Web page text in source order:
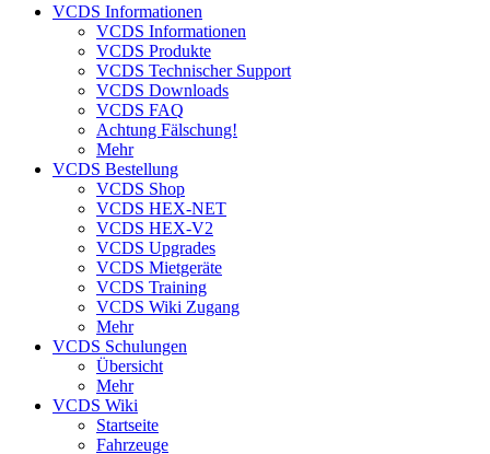
VCDS Informationen
VCDS Informationen
VCDS Produkte
VCDS Technischer Support
VCDS Downloads
VCDS FAQ
Achtung Fälschung!
Mehr
VCDS Bestellung
VCDS Shop
VCDS HEX-NET
VCDS HEX-V2
VCDS Upgrades
VCDS Mietgeräte
VCDS Training
VCDS Wiki Zugang
Mehr
VCDS Schulungen
Übersicht
Mehr
VCDS Wiki
Startseite
Fahrzeuge